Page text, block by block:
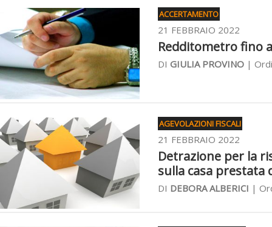
ACCERTAMENTO
21 FEBBRAIO 2022
Redditometro fino
DI GIULIA PROVINO |
AGEVOLAZIONI FISCALI
21 FEBBRAIO 2022
Detrazione per la
sulla casa prestata
DI DEBORA ALBERICI |